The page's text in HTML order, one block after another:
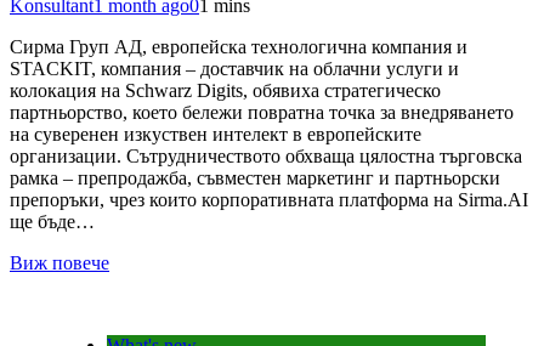
Konsultant1 month ago01 mins
Сирма Груп АД, европейска технологична компания и
STACKIT, компания – доставчик на облачни услуги и
колокация на Schwarz Digits, обявиха стратегическо
партньорство, което бележи повратна точка за внедряването
на суверенен изкуствен интелект в европейските
организации. Сътрудничеството обхваща цялостна търговска
рамка – препродажба, съвместен маркетинг и партньорски
препоръки, чрез които корпоративната платформа на Sirma.AI
ще бъде…
Виж повече